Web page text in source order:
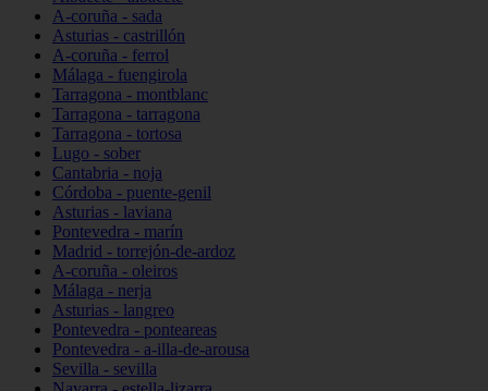
A-coruña - sada
Asturias - castrillón
A-coruña - ferrol
Málaga - fuengirola
Tarragona - montblanc
Tarragona - tarragona
Tarragona - tortosa
Lugo - sober
Cantabria - noja
Córdoba - puente-genil
Asturias - laviana
Pontevedra - marín
Madrid - torrejón-de-ardoz
A-coruña - oleiros
Málaga - nerja
Asturias - langreo
Pontevedra - ponteareas
Pontevedra - a-illa-de-arousa
Sevilla - sevilla